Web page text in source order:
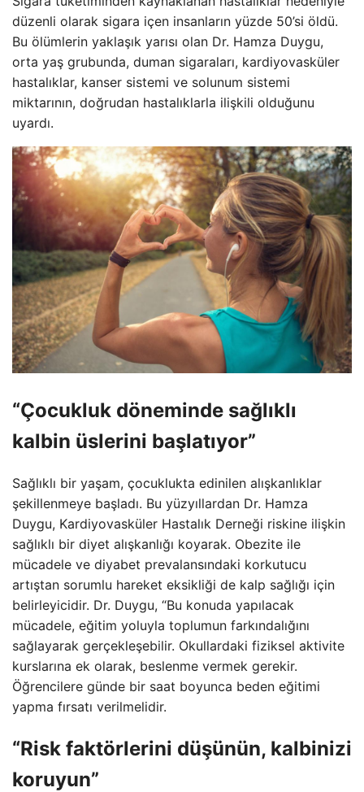
düzenli olarak sigara içen insanların yüzde 50’si öldü.
Bu ölümlerin yaklaşık yarısı olan Dr. Hamza Duygu,
orta yaş grubunda, duman sigaraları, kardiyovasküler
hastalıklar, kanser sistemi ve solunum sistemi
miktarının, doğrudan hastalıklarla ilişkili olduğunu
uyardı.
“Çocukluk döneminde sağlıklı
kalbin üslerini başlatıyor”
Sağlıklı bir yaşam, çocuklukta edinilen alışkanlıklar
şekillenmeye başladı. Bu yüzyıllardan Dr. Hamza
Duygu, Kardiyovasküler Hastalık Derneği riskine ilişkin
sağlıklı bir diyet alışkanlığı koyarak. Obezite ile
mücadele ve diyabet prevalansındaki korkutucu
artıştan sorumlu hareket eksikliği de kalp sağlığı için
belirleyicidir. Dr. Duygu, “Bu konuda yapılacak
mücadele, eğitim yoluyla toplumun farkındalığını
sağlayarak gerçekleşebilir. Okullardaki fiziksel aktivite
kurslarına ek olarak, beslenme vermek gerekir.
Öğrencilere günde bir saat boyunca beden eğitimi
yapma fırsatı verilmelidir.
“Risk faktörlerini düşünün, kalbinizi
koruyun”